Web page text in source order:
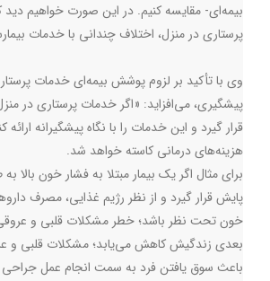
بیمه‌ای- مقایسه کنیم. در این صورت خواهیم
پرستاری در منزل، اختلاف چندانی با خدمات
وی با تأکید بر لزوم پوشش بیمه‌ای خدمات
پیشگیری، می‌افزاید: «اگر خدمات پرستاری در
قرار گیرد و این خدمات را با نگاه پیشگیرانه ارائه
هزینه‌های درمانی کاسته خواهد شد.
برای مثال اگر یک بیمار مبتلا به فشار خون بالا
پایش قرار گیرد و از نظر رژیم غذایی، مصرف
خون تحت نظر باشد؛ خطر مشکلات قلبی و
بعدی زندگیش کاهش می‌یابد؛ مشکلات قلبی و
باعث سوق یافتن فرد به سمت انجام عمل